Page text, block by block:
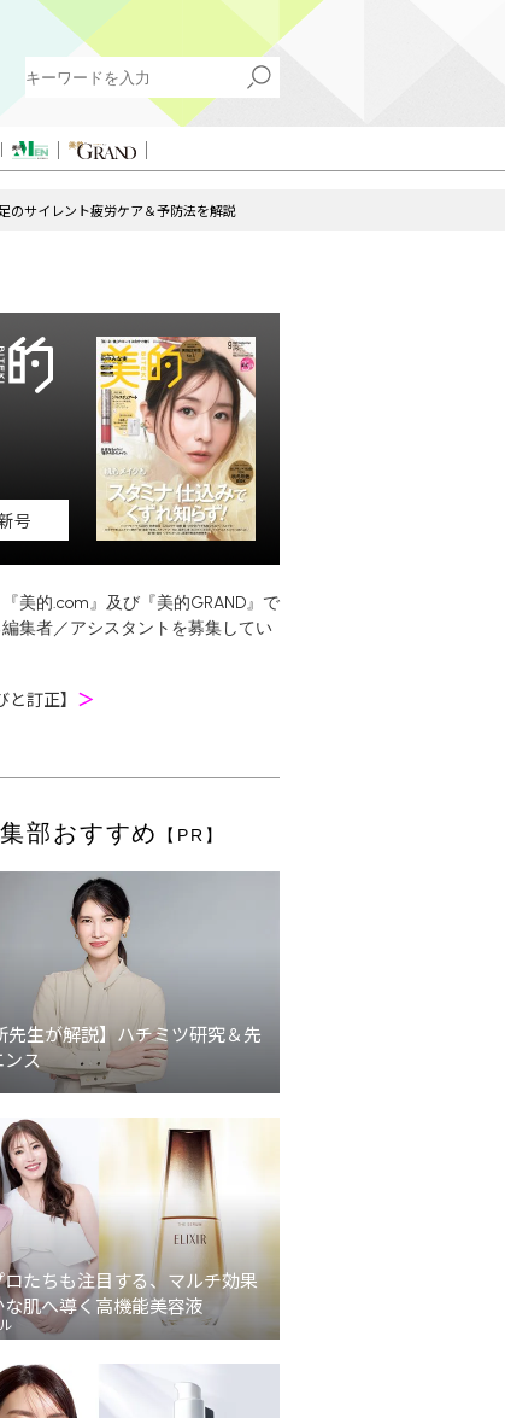
のサイレント疲労ケア＆予防法を解説
号
『美的.com』及び『美的GRAND』で
集者／アシスタントを募集してい
と訂正】 ＞
部おすすめ 【PR】
先生が解説】ハチミツ研究＆先
ンス
たちも注目する、マルチ効果
肌へ導く高機能美容液